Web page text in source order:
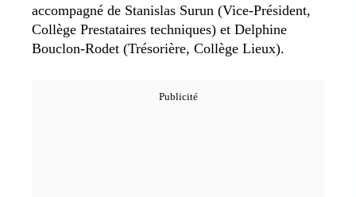
accompagné de Stanislas Surun (Vice‑Président,
Collège Prestataires techniques) et Delphine
Bouclon‑Rodet (Trésorière, Collège Lieux).